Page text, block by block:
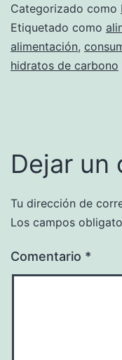
Categorizado como
Etiquetado como
alimentación,
hidratos de carbono
Dejar un
Tu dirección de
Los campos
Comentario *